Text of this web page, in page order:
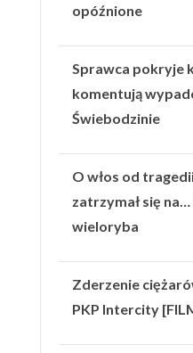
opóźnione
Sprawca pokryje
komentują
Świebodzinie
O włos od
zatrzymał się
wieloryba
Zderzenie
PKP Intercity